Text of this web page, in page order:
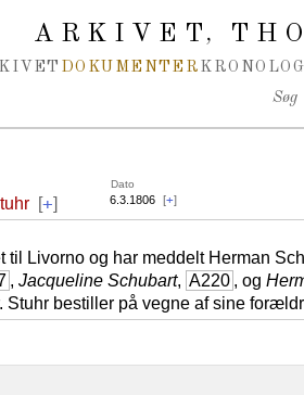
ARKIVET,
DOKUMENTER
Søg
Dato
[+] 6.3.1806 [+]
til Livorno og har meddelt Herman
, Jacqueline Schubart, A220 , og
Stuhr bestiller på vegne af sine